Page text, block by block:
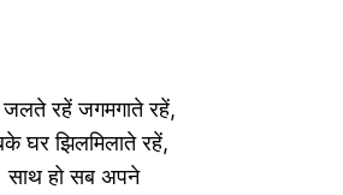
जलते रहें जगमगाते रहें,
घर झिलमिलाते रहें,
साथ हो सब अपने